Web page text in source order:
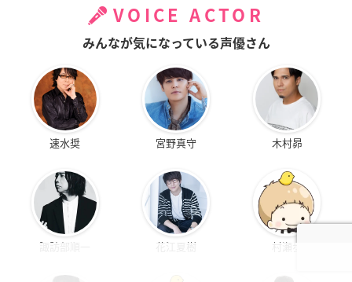
VOICE ACTOR
みんなが気になっている声優さん
速水奨 宮野真守 木村昴
諏訪部順一 花江夏樹 村瀬歩